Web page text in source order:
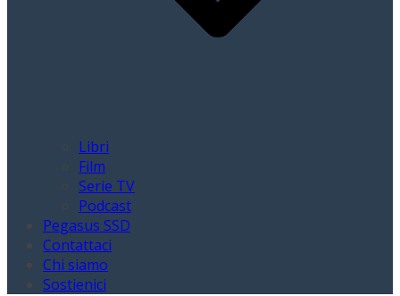
Libri
Film
Serie TV
Podcast
Pegasus SSD
Contattaci
Chi siamo
Sostienici